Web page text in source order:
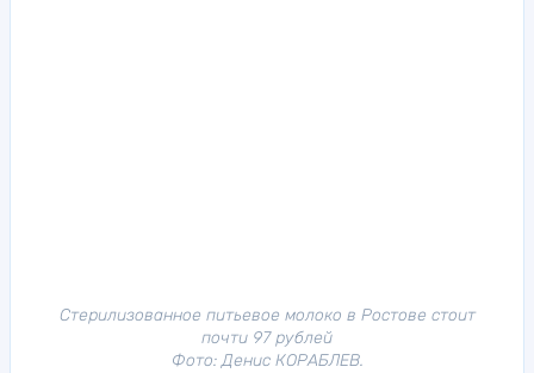
Стерилизованное питьевое молоко в Ростове стоит
почти 97 рублей
Фото: Денис КОРАБЛЕВ.